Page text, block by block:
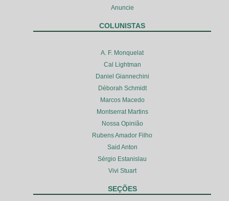
Anuncie
COLUNISTAS
A. F. Monquelat
Cal Lightman
Daniel Giannechini
Déborah Schmidt
Marcos Macedo
Montserrat Martins
Nossa Opinião
Rubens Amador Filho
Said Anton
Sérgio Estanislau
Vivi Stuart
SEÇÕES